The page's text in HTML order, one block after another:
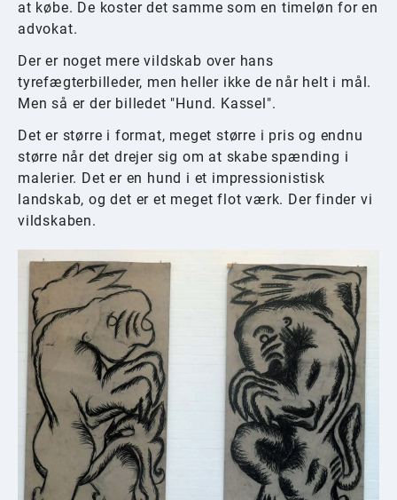
at købe. De koster det samme som en timeløn for en
advokat.
Der er noget mere vildskab over hans
tyrefægterbilleder, men heller ikke de når helt i mål.
Men så er der billedet "Hund. Kassel".
Det er større i format, meget større i pris og endnu
større når det drejer sig om at skabe spænding i
malerier. Det er en hund i et impressionistisk
landskab, og det er et meget flot værk. Der finder vi
vildskaben.